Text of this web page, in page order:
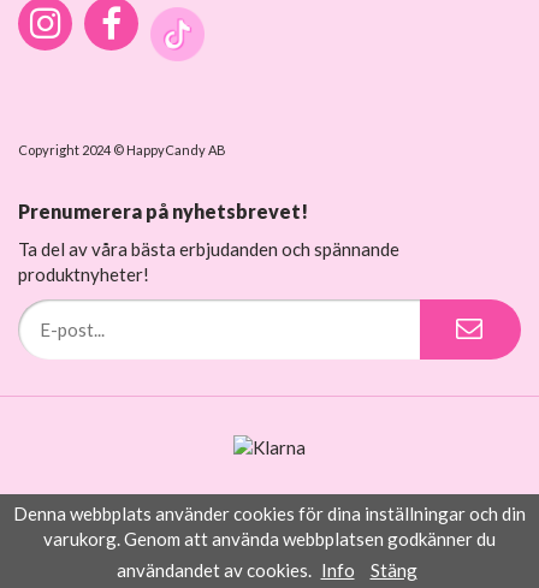
Copyright 2024 © HappyCandy AB
Prenumerera på nyhetsbrevet!
Ta del av våra bästa erbjudanden och spännande
produktnyheter!
Drift & produktion:Wikinggruppen
Denna webbplats använder cookies för dina inställningar och din
varukorg. Genom att använda webbplatsen godkänner du
användandet av cookies. Info Stäng